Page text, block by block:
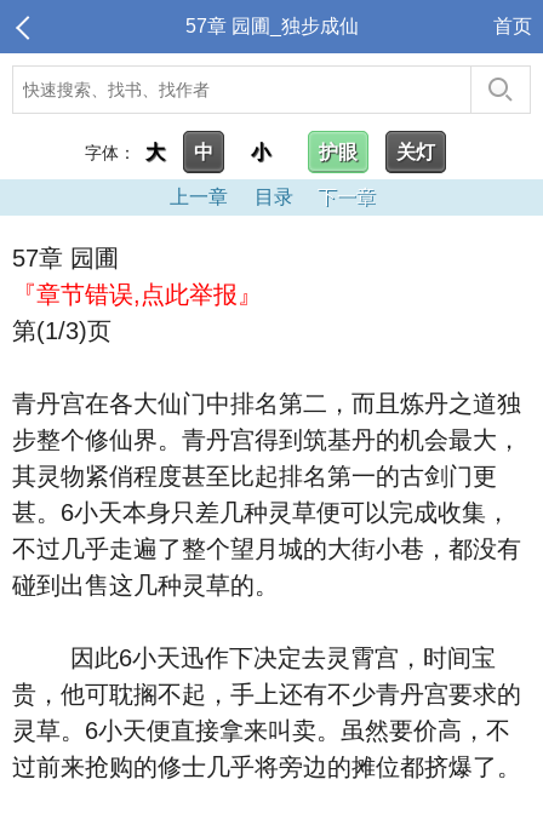
57章 园圃_独步成仙 首页
字体： 大 中 小 护眼 关灯
上一章 目录 下一章
57章 园圃
『章节错误,点此举报』
第(1/3)页
青丹宫在各大仙门中排名第二，而且炼丹之道独
步整个修仙界。青丹宫得到筑基丹的机会最大，
其灵物紧俏程度甚至比起排名第一的古剑门更
甚。6小天本身只差几种灵草便可以完成收集，
不过几乎走遍了整个望月城的大街小巷，都没有
碰到出售这几种灵草的。
因此6小天迅作下决定去灵霄宫，时间宝
贵，他可耽搁不起，手上还有不少青丹宫要求的
灵草。6小天便直接拿来叫卖。虽然要价高，不
过前来抢购的修士几乎将旁边的摊位都挤爆了。